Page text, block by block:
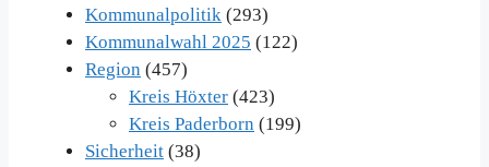
Kommunalpolitik (293)
Kommunalwahl 2025 (122)
Region (457)
Kreis Höxter (423)
Kreis Paderborn (199)
Sicherheit (38)